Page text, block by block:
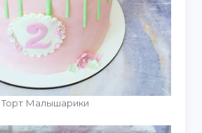
Торт Малышарики